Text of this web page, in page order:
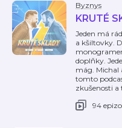
Byznys
KRUTÉ
Jeden má
a kšiltovky.
doplňky.
mág. Michal
tomto
zkušenosti a
94